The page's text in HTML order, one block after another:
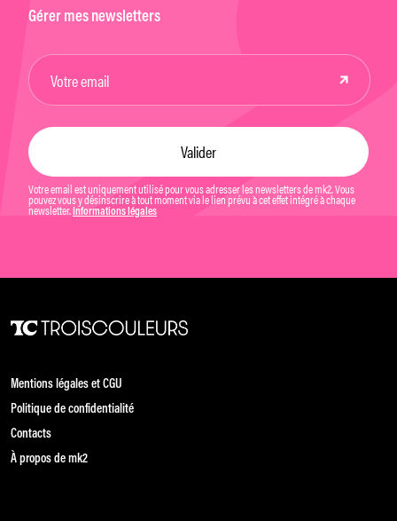
Gérer mes newsletters
Votre email est uniquement utilisé pour vous adresser les newsletters de mk2. Vous
pouvez vous y désinscrire à tout moment via le lien prévu à cet effet intégré à chaque
newsletter. Informations légales
Mentions légales et CGU
Politique de confidentialité
Contacts
À propos de mk2